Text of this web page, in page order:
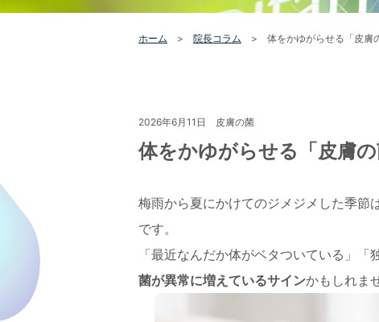
ホーム > 院長コラム > 体をかゆがらせる「皮膚
2026年6月11日 皮膚の菌
体をかゆがらせる「皮膚の
梅雨から夏にかけてのジメジメした季節
です。
「最近なんだか体がベタついている」
菌が異常に増えているサインかもしれま